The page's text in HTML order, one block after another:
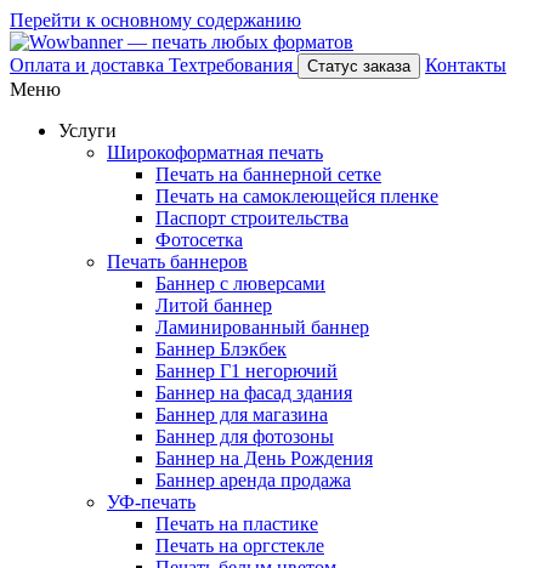
Перейти к основному содержанию
Оплата и доставка Техтребования Статус заказа
Контакты
Меню
Услуги
Широкоформатная печать
Печать на баннерной сетке
Печать на самоклеющейся пленке
Паспорт строительства
Фотосетка
Печать баннеров
Баннер с люверсами
Литой баннер
Ламинированный баннер
Баннер Блэкбек
Баннер Г1 негорючий
Баннер на фасад здания
Баннер для магазина
Баннер для фотозоны
Баннер на День Рождения
Баннер аренда продажа
УФ-печать
Печать на пластике
Печать на оргстекле